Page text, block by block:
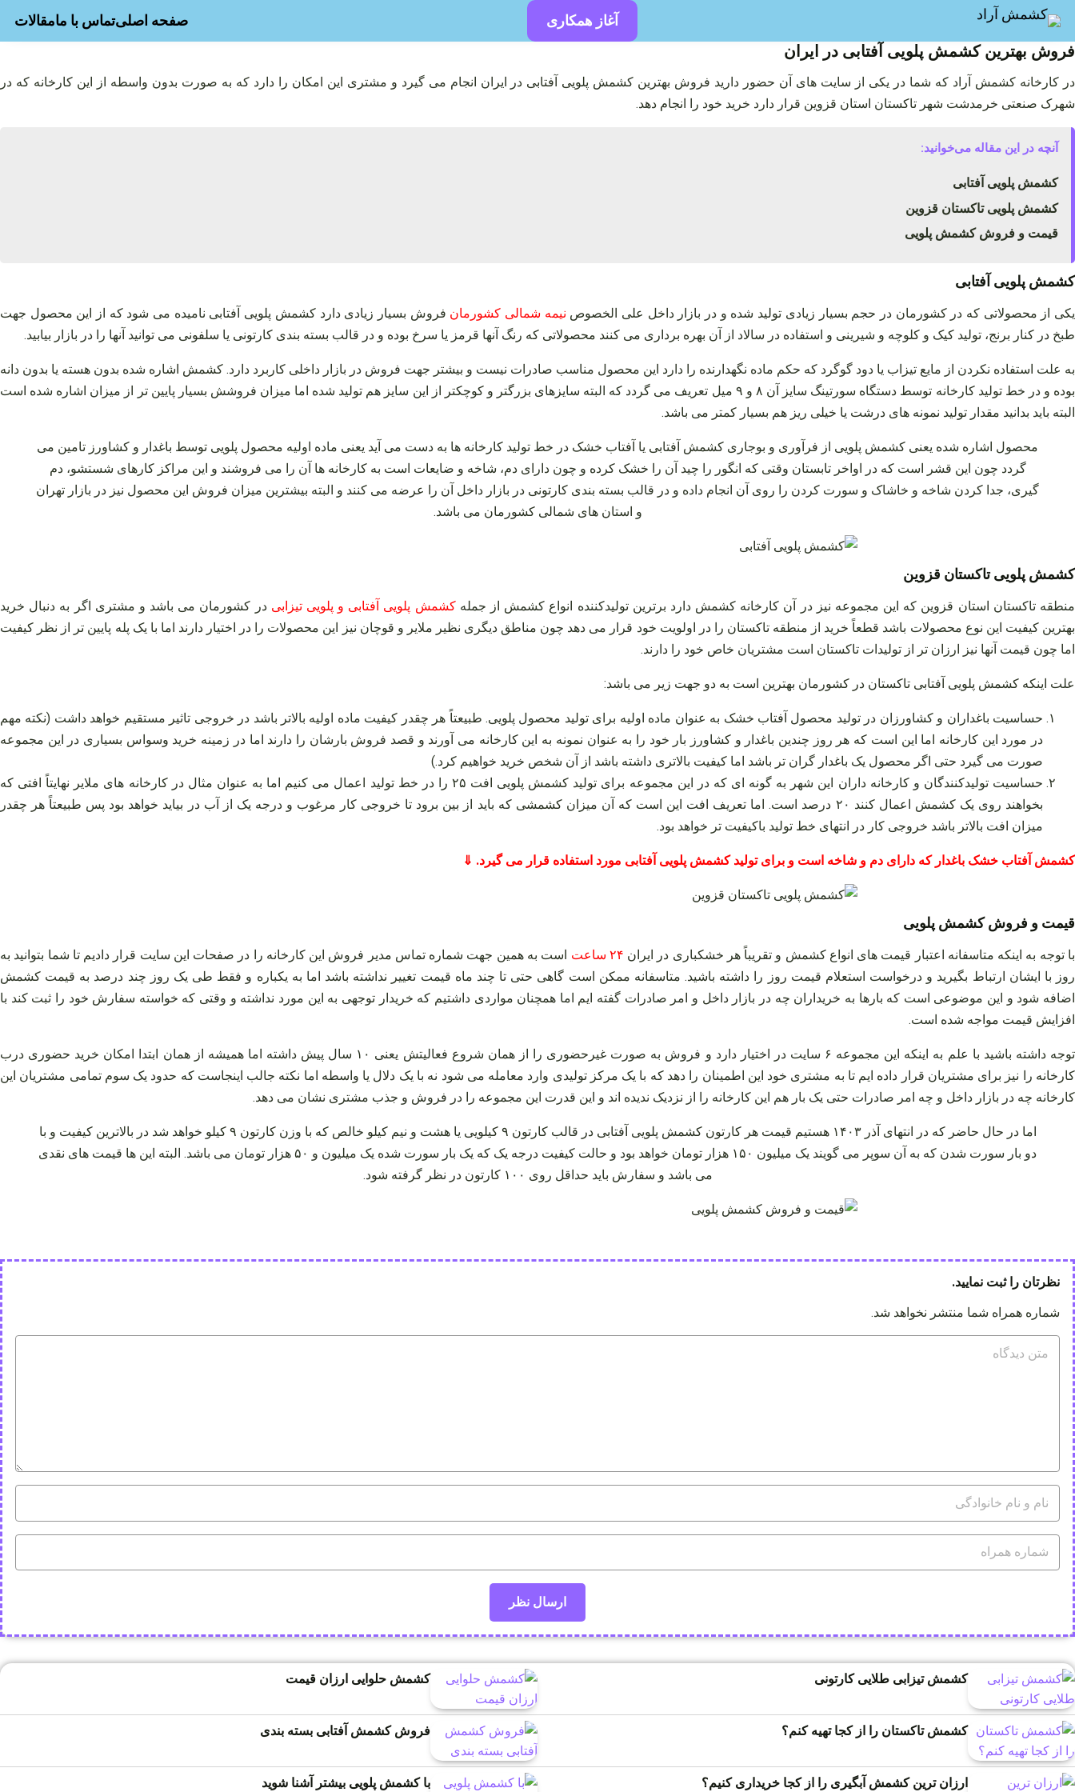
محتوا
آغاز همکاری صفحه اصلیتماس با مامقالات
فروش بهترین کشمش پلویی آفتابی در ایران
در کارخانه کشمش آراد که شما در یکی از سایت‌ های آن حضور دارید فروش بهترین کشمش پلویی آفتابی در ایران انجام می‌ گیرد و مشتری این امکان را دارد که به صورت بدون واسطه از این کارخانه که در
شهرک صنعتی خرمدشت شهر تاکستان استان قزوین قرار دارد خرید خود را انجام دهد.
آنچه در این مقاله می‌خوانید:
کشمش پلویی آفتابی
کشمش پلویی تاکستان قزوین
قیمت و فروش کشمش پلویی
کشمش پلویی آفتابی
یکی از محصولاتی که در کشورمان در حجم بسیار زیادی تولید شده و در بازار داخل علی الخصوص نیمه شمالی کشورمان فروش بسیار زیادی دارد کشمش پلویی آفتابی نامیده می‌ شود که از این محصول جهت
طبخ در کنار برنج، تولید کیک و کلوچه و شیرینی و استفاده در سالاد از آن بهره‌ برداری می‌ کنند محصولاتی که رنگ آنها قرمز یا سرخ بوده و در قالب بسته‌ بندی کارتونی یا سلفونی می‌ توانید آنها را در بازار بیابید.
به علت استفاده نکردن از مایع تیزاب یا دود گوگرد که حکم ماده نگهدارنده را دارد این محصول مناسب صادرات نیست و بیشتر جهت فروش در بازار داخلی کاربرد دارد. کشمش اشاره شده بدون هسته یا بدون دانه
بوده و در خط تولید کارخانه توسط دستگاه سورتینگ سایز آن ۸ و ۹ میل تعریف می‌ گردد که البته سایزهای بزرگتر و کوچکتر از این سایز هم تولید شده اما میزان فروشش بسیار پایین‌ تر از میزان اشاره شده است
البته باید بدانید مقدار تولید نمونه‌ های درشت یا خیلی ریز هم بسیار کمتر می‌ باشد.
محصول اشاره شده یعنی کشمش پلویی از فرآوری و بوجاری کشمش آفتابی یا آفتاب خشک در خط تولید کارخانه‌ ها به دست می‌ آید یعنی ماده اولیه محصول پلویی توسط باغدار و کشاورز تامین می‌
گردد چون این قشر است که در اواخر تابستان وقتی که انگور را چید آن را خشک کرده و چون دارای دم، شاخه و ضایعات است به کارخانه‌ ها آن را می‌ فروشند و این مراکز کارهای شستشو، دم‌
گیری، جدا کردن شاخه و خاشاک و سورت کردن را روی آن انجام داده و در قالب بسته‌ بندی کارتونی در بازار داخل آن را عرضه می‌ کنند و البته بیشترین میزان فروش این محصول نیز در بازار تهران
و استان‌ های شمالی کشورمان می‌ باشد.
کشمش پلویی تاکستان قزوین
منطقه تاکستان استان قزوین که این مجموعه نیز در آن کارخانه کشمش دارد برترین تولیدکننده انواع کشمش از جملهکشمش پلویی آفتابی و پلویی تیزابی در کشورمان می‌ باشد و مشتری اگر به دنبال خرید
بهترین کیفیت این نوع محصولات باشد قطعاً خرید از منطقه تاکستان را در اولویت خود قرار می‌ دهد چون مناطق دیگری نظیر ملایر و قوچان نیز این محصولات را در اختیار دارند اما با یک پله پایین‌ تر از نظر کیفیت
اما چون قیمت آنها نیز ارزان‌ تر از تولیدات تاکستان است مشتریان خاص خود را دارند.
علت اینکه کشمش پلویی آفتابی تاکستان در کشورمان بهترین است به دو جهت زیر می‌ باشد:
حساسیت باغداران و کشاورزان در تولید محصول آفتاب خشک به عنوان ماده اولیه برای تولید محصول پلویی. طبیعتاً هر چقدر کیفیت ماده اولیه بالاتر باشد در خروجی تاثیر مستقیم خواهد داشت (نکته مهم
در مورد این کارخانه اما این است که هر روز چندین باغدار و کشاورز بار خود را به عنوان نمونه به این کارخانه می آورند و قصد فروش بارشان را دارند اما در زمینه خرید وسواس بسیاری در این مجموعه
صورت می‌ گیرد حتی اگر محصول یک باغدار گران‌ تر باشد اما کیفیت بالاتری داشته باشد از آن شخص خرید خواهیم کرد.)
حساسیت تولیدکنندگان و کارخانه داران این شهر به گونه‌ ای که در این مجموعه برای تولید کشمش پلویی افت ۲۵ را در خط تولید اعمال می‌ کنیم اما به عنوان مثال در کارخانه‌ های ملایر نهایتاً افتی که
بخواهند روی یک کشمش اعمال کنند ۲۰ درصد است. اما تعریف افت این است که آن میزان کشمشی که باید از بین برود تا خروجی کار مرغوب و درجه یک از آب در بیاید خواهد بود پس طبیعتاً هر چقدر
میزان افت بالاتر باشد خروجی کار در انتهای خط تولید باکیفیت‌ تر خواهد بود.
کشمش آفتاب خشک باغدار که دارای دم و شاخه است و برای تولید کشمش پلویی آفتابی مورد استفاده قرار می گیرد. ⇓
قیمت و فروش کشمش پلویی
با توجه به اینکه متاسفانه اعتبار قیمت‌ های انواع کشمش و تقریباً هر خشکباری در ایران ۲۴ ساعت
است به همین جهت شماره تماس مدیر فروش این کارخانه را در صفحات این سایت قرار دادیم تا شما بتوانید به
روز با ایشان ارتباط بگیرید و درخواست استعلام قیمت روز را داشته باشید. متاسفانه ممکن است گاهی حتی تا چند ماه قیمت تغییر نداشته باشد اما به یکباره و فقط طی یک روز چند درصد به قیمت کشمش
اضافه شود و این موضوعی است که بارها به خریداران چه در بازار داخل و امر صادرات گفته‌ ایم اما همچنان مواردی داشتیم که خریدار توجهی به این مورد نداشته و وقتی که خواسته سفارش خود را ثبت کند با
افزایش قیمت مواجه شده است.
توجه داشته باشید با علم به اینکه این مجموعه ۶ سایت در اختیار دارد و فروش به صورت غیرحضوری را از همان شروع فعالیتش یعنی ۱۰ سال پیش داشته اما همیشه از همان ابتدا امکان خرید حضوری درب
کارخانه را نیز برای مشتریان قرار داده ایم تا به مشتری خود این اطمینان را دهد که با یک مرکز تولیدی وارد معامله می‌ شود نه با یک دلال یا واسطه اما نکته جالب اینجاست که حدود یک سوم تمامی مشتریان این
کارخانه چه در بازار داخل و چه امر صادرات حتی یک بار هم این کارخانه را از نزدیک ندیده‌ اند و این قدرت این مجموعه را در فروش و جذب مشتری نشان می‌ دهد.
اما در حال حاضر که در انتهای آذر ۱۴۰۳ هستیم قیمت هر کارتون کشمش پلویی آفتابی در قالب کارتون ۹ کیلویی یا هشت و نیم کیلو خالص که با وزن کارتون ۹ کیلو خواهد شد در بالاترین کیفیت و با
دو بار سورت شدن که به آن سوپر می‌ گویند یک میلیون ۱۵۰ هزار تومان خواهد بود و حالت کیفیت درجه یک که یک بار سورت شده یک میلیون و ۵۰ هزار تومان می‌ باشد. البته این‌ ها قیمت‌ های نقدی
می‌ باشد و سفارش باید حداقل روی ۱۰۰ کارتون در نظر گرفته شود.
نظرتان را ثبت نمایید.
شماره همراه شما منتشر نخواهد شد.
کشمش تیزابی طلایی کارتونی کشمش حلوایی ارزان قیمت
کشمش تاکستان را از کجا تهیه کنم؟ فروش کشمش آفتابی بسته بندی
ارزان ترین کشمش آبگیری را از کجا خریداری کنیم؟ با کشمش پلویی بیشتر آشنا شوید